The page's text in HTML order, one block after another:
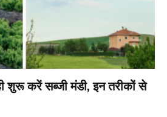
शुरू करें सब्जी मंडी, इन तरीकों से